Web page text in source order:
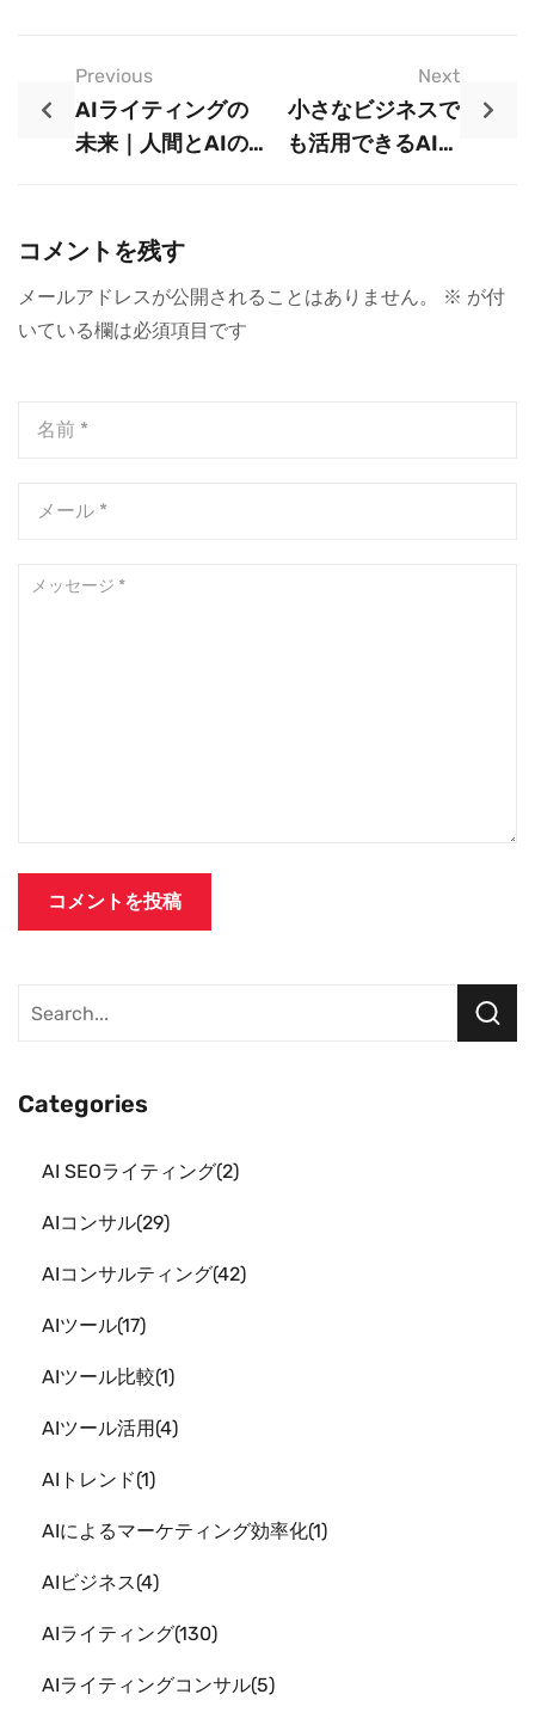
Previous
AIライティングの
未来｜人間とAIの
Next
小さなビジネスで
も活用できるAIラ
コメントを残す
メールアドレスが公開されることはありません。 ※ が付
いている欄は必須項目です
Categories
AI SEOライティング 2
AIコンサル 29
AIコンサルティング 42
AIツール 17
AIツール比較 1
AIツール活用 4
AIトレンド 1
AIによるマーケティング効率化 1
AIビジネス 4
AIライティング 130
AIライティングコンサル 5